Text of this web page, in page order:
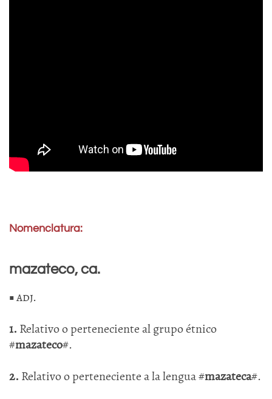
Nomenclatura:
mazateco, ca.
■adj.
1. Relativo o perteneciente al grupo étnico
#mazateco#.
2. Relativo o perteneciente a la lengua #mazateca#.